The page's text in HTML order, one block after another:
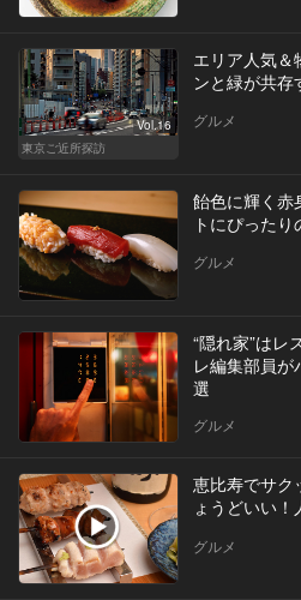
Vol.16
東京ご近所探訪
エリア人気＆
ンと緑が共存
グルメ
飴色に輝く
トにぴった
グルメ
“隠れ家”はレ
レ編集部員が
選
グルメ
恵比寿でサク
ょうどいい
グルメ